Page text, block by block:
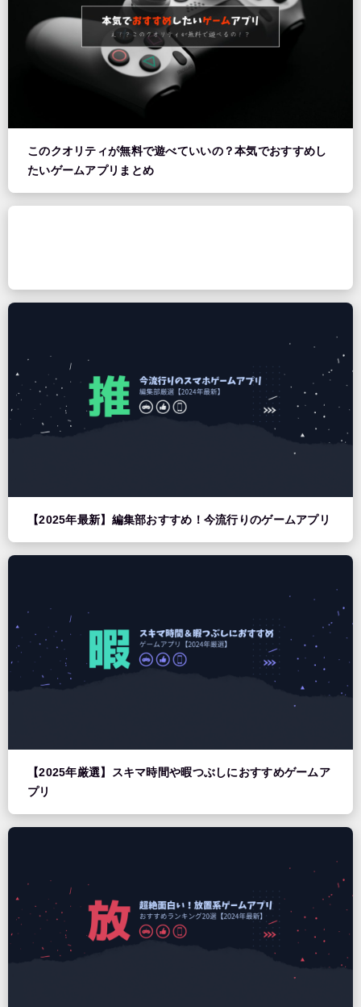
このクオリティが無料で遊べていいの？本気でおすすめし
たいゲームアプリまとめ
【2025年最新】編集部おすすめ！今流行りのゲームアプリ
【2025年厳選】スキマ時間や暇つぶしにおすすめゲームア
プリ